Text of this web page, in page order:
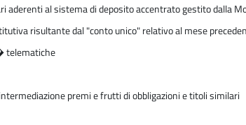
aderenti al sistema di deposito accentrato gestito dalla
risultante dal "conto unico" relativo al mese
telematiche
premi e frutti di obbligazioni e titoli similari